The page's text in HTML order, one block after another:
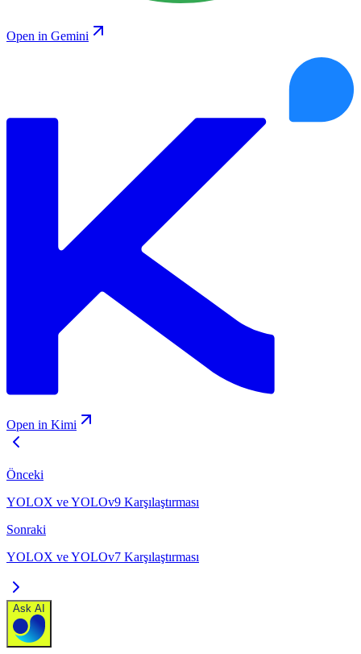
Open in Gemini
Open in Kimi
Önceki
YOLOX ve YOLOv9 Karşılaştırması
Sonraki
YOLOX ve YOLOv7 Karşılaştırması
Ask AI